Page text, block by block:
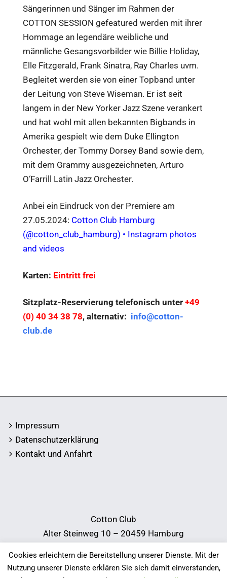
Sängerinnen und Sänger im Rahmen der
COTTON SESSION gefeatured werden mit ihrer
Hommage an legendäre weibliche und
männliche Gesangsvorbilder wie Billie Holiday,
Elle Fitzgerald, Frank Sinatra, Ray Charles uvm.
Begleitet werden sie von einer Topband unter
der Leitung von Steve Wiseman. Er ist seit
langem in der New Yorker Jazz Szene verankert
und hat wohl mit allen bekannten Bigbands in
Amerika gespielt wie dem Duke Ellington
Orchester, der Tommy Dorsey Band sowie dem,
mit dem Grammy ausgezeichneten, Arturo
O‘Farrill Latin Jazz Orchester.
Anbei ein Eindruck von der Premiere am
27.05.2024: Cotton Club Hamburg
(@cotton_club_hamburg) • Instagram photos
and videos
Karten: Eintritt frei
Sitzplatz-Reservierung telefonisch unter +49
(0) 40 34 38 78, alternativ: info@cotton-
club.de
Impressum
Datenschutzerklärung
Kontakt und Anfahrt
Cotton Club
Alter Steinweg 10 – 20459 Hamburg
info@cotton-club.de
Cookies erleichtern die Bereitstellung unserer Dienste. Mit der
Nutzung unserer Dienste erklären Sie sich damit einverstanden,